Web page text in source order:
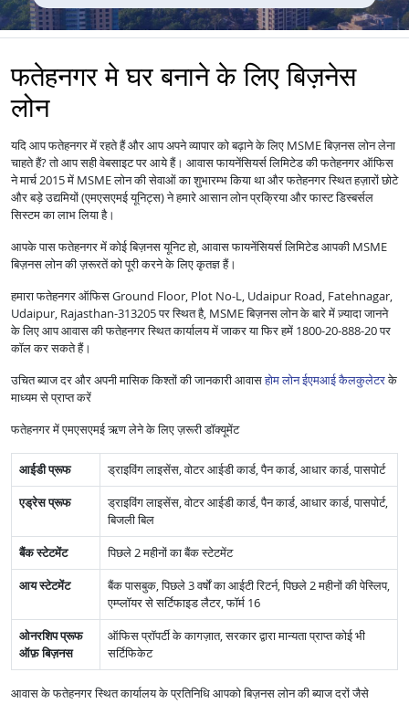
फतेहनगर मे घर बनाने के लिए बिज़नेस
लोन
यदि आप फतेहनगर में रहते हैं और आप अपने व्यापार को बढ़ाने के लिए MSME बिज़नस लोन लेना
चाहते हैं? तो आप सही वेबसाइट पर आये हैं। आवास फायनेंसियर्स लिमिटेड की फतेहनगर ऑफिस
ने मार्च 2015 में MSME लोन की सेवाओं का शुभारम्भ किया था और फतेहनगर स्थित हज़ारों छोटे
और बड़े उद्यमियों (एमएसएमई यूनिट्स) ने हमारे आसान लोन प्रक्रिया और फास्ट डिस्बर्सल
सिस्टम का लाभ लिया है।
आपके पास फतेहनगर में कोई बिज़नस यूनिट हो, आवास फायनेंसियर्स लिमिटेड आपकी MSME
बिज़नस लोन की ज़रूरतें को पूरी करने के लिए कृतज्ञ हैं।
हमारा फतेहनगर ऑफिस Ground Floor, Plot No-L, Udaipur Road, Fatehnagar,
Udaipur, Rajasthan-313205 पर स्थित है, MSME बिज़नस लोन के बारे में ज़्यादा जानने
के लिए आप आवास की फतेहनगर स्थित कार्यालय में जाकर या फिर हमें 1800-20-888-20 पर
कॉल कर सकते हैं।
उचित ब्याज दर और अपनी मासिक किश्तों की जानकारी आवासहोम लोन ईएमआई कैलकुलेटरके
माध्यम से प्राप्त करें
फतेहनगर में एमएसएमई ऋण लेने के लिए ज़रूरी डॉक्यूमेंट
आईडी प्रूफ
ड्राइविंग लाइसेंस, वोटर आईडी कार्ड, पैन कार्ड, आधार कार्ड, पासपोर्ट
एड्रेस प्रूफ
ड्राइविंग लाइसेंस, वोटर आईडी कार्ड, पैन कार्ड, आधार कार्ड, पासपोर्ट,
बिजली बिल
बैंक स्टेटमेंट
पिछले 2 महीनों का बैंक स्टेटमेंट
आय स्टेटमेंट
बैंक पासबुक, पिछले 3 वर्षों का आईटी रिटर्न, पिछले 2 महीनों की पेस्लिप,
एम्प्लॉयर से सर्टिफाइड लैटर, फॉर्म 16
ओनरशिप प्रूफ
ऑफ़ बिज़नस
ऑफिस प्रॉपर्टी के कागज़ात, सरकार द्वारा मान्यता प्राप्त कोई भी
सर्टिफिकेट
आवास के फतेहनगर स्थित कार्यालय के प्रतिनिधि आपको बिज़नस लोन की ब्याज दरों जैसे